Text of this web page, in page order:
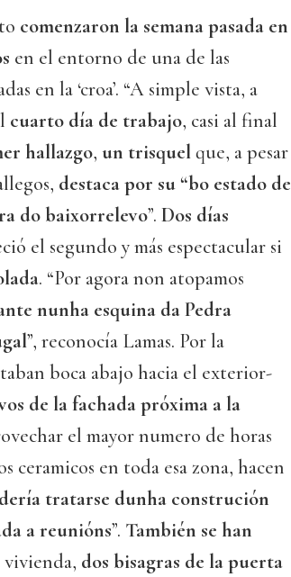
comenzaron la semana pasada en
en el entorno de una de las
en la ‘croa’. “A simple vista, a
cuarto día de trabajo, casi al final
hallazgo, un trisquelque, a pesar
destaca por su “bo estado de
do baixorrelevo”. Dos días
el segundo y más espectacular si
. “Por agora non atopamos
nunha esquina da Pedra
”, reconocía Lamas. Por la
boca abajo hacia el exterior-
de la fachada próxima a la
el mayor numero de horas
ceramicos en toda esa zona, hacen
tratarse dunha construción
a reunións”. También se han
vivienda, dos bisagras de la puerta